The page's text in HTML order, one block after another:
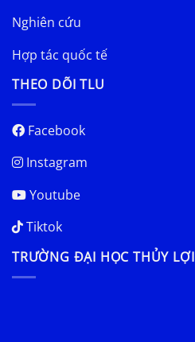
Nghiên cứu
Hợp tác quốc tế
THEO DÕI TLU
Facebook
Instagram
Youtube
Tiktok
TRƯỜNG ĐẠI HỌC THỦY LỢI